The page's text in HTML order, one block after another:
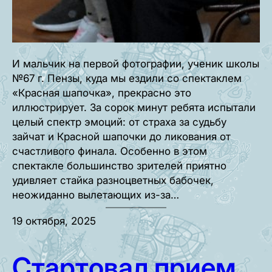
И мальчик на первой фотографии, ученик школы
№67 г. Пензы, куда мы ездили со спектаклем
«Красная шапочка», прекрасно это
иллюстрирует. За сорок минут ребята испытали
целый спектр эмоций: от страха за судьбу
зайчат и Красной шапочки до ликования от
счастливого финала. Особенно в этом
спектакле большинство зрителей приятно
удивляет стайка разноцветных бабочек,
неожиданно вылетающих из-за…
19 октября, 2025